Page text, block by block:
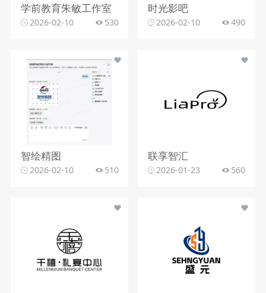
学前教育朱敏工作室
2026-02-10 530
时光影吧
2026-02-10 490
智绘精图
2026-02-10 510
联享智汇
2026-01-23 560